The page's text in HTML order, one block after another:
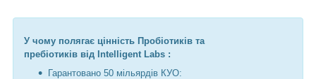
У чому полягає цінність Пробіотиків та
пребіотиків від Intelligent Labs :
Гарантовано 50 мільярдів КУО: